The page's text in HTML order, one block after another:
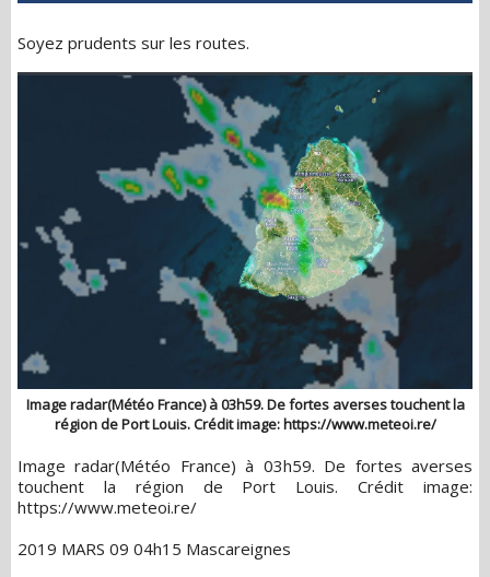
Soyez prudents sur les routes.
Image radar(Météo France) à 03h59. De fortes averses touchent la
région de Port Louis. Crédit image: https://www.meteoi.re/
Image radar(Météo France) à 03h59. De fortes averses
touchent la région de Port Louis. Crédit image:
https://www.meteoi.re/
2019 MARS 09 04h15 Mascareignes